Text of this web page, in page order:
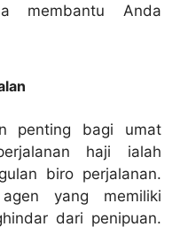
membantu Anda
penting bagi umat
haji ialah
biro perjalanan.
yang memiliki
dari penipuan.